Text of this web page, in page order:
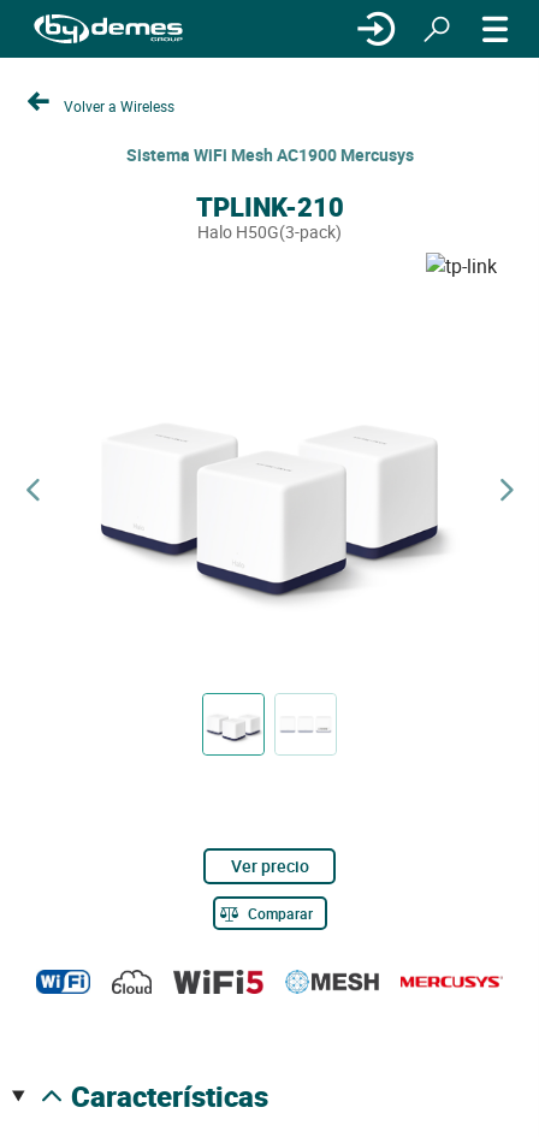
Volver a Wireless
Sistema WiFi Mesh AC1900 Mercusys
TPLINK-210
Halo H50G(3-pack)
Ver precio
Comparar
características